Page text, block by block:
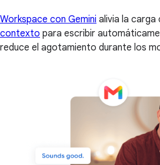
Workspace con Gemini alivia la
contexto para escribir
reduce el agotamiento durante los